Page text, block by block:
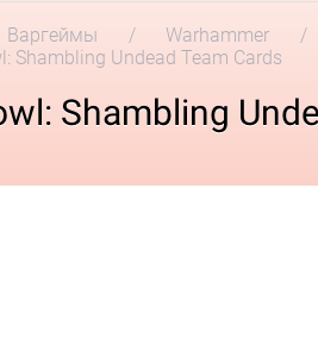
Варгеймы Warhammer
Shambling Undead Team Cards
Shambling